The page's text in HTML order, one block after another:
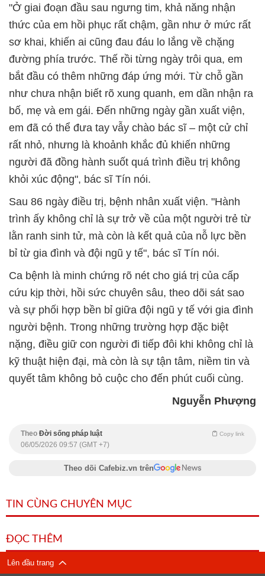
"Ở giai đoạn đầu sau ngưng tim, khả năng nhận
thức của em hồi phục rất chậm, gần như ở mức rất
sơ khai, khiến ai cũng đau đáu lo lắng về chặng
đường phía trước. Thế rồi từng ngày trôi qua, em
bắt đầu có thêm những đáp ứng mới. Từ chỗ gần
như chưa nhận biết rõ xung quanh, em dần nhận ra
bố, mẹ và em gái. Đến những ngày gần xuất viện,
em đã có thể đưa tay vẫy chào bác sĩ – một cử chỉ
rất nhỏ, nhưng là khoảnh khắc đủ khiến những
người đã đồng hành suốt quá trình điều trị không
khỏi xúc động", bác sĩ Tín nói.
Sau 86 ngày điều trị, bệnh nhân xuất viện. "Hành
trình ấy không chỉ là sự trở về của một người trẻ từ
lằn ranh sinh tử, mà còn là kết quả của nỗ lực bền
bỉ từ gia đình và đội ngũ y tế", bác sĩ Tín nói.
Ca bệnh là minh chứng rõ nét cho giá trị của cấp
cứu kịp thời, hồi sức chuyên sâu, theo dõi sát sao
và sự phối hợp bền bỉ giữa đội ngũ y tế với gia đình
người bệnh. Trong những trường hợp đặc biệt
nặng, điều giữ con người đi tiếp đôi khi không chỉ là
kỹ thuật hiện đại, mà còn là sự tận tâm, niềm tin và
quyết tâm không bỏ cuộc cho đến phút cuối cùng.
Nguyễn Phượng
Theo Đời sống pháp luật Copy link
06/05/2026 09:57 (GMT +7)
Theo dõi Cafebiz.vn trên
TIN CÙNG CHUYÊN MỤC
ĐỌC THÊM
Lên đầu trang